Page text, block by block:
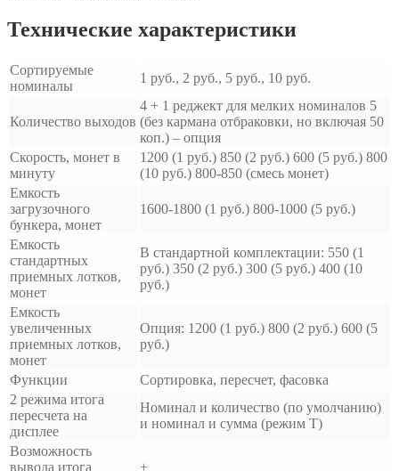
Технические характеристики
Сортируемые
номиналы
1 руб., 2 руб., 5 руб., 10 руб.
Количество выходов
4 + 1 реджект для мелких номиналов 5
(без кармана отбраковки, но включая 50
коп.) – опция
Скорость, монет в
минуту
1200 (1 руб.) 850 (2 руб.) 600 (5 руб.) 800
(10 руб.) 800-850 (смесь монет)
Емкость
загрузочного
бункера, монет
1600-1800 (1 руб.) 800-1000 (5 руб.)
Емкость
стандартных
приемных лотков,
монет
В стандартной комплектации: 550 (1
руб.) 350 (2 руб.) 300 (5 руб.) 400 (10
руб.)
Емкость
увеличенных
приемных лотков,
монет
Опция: 1200 (1 руб.) 800 (2 руб.) 600 (5
руб.)
Функции
Сортировка, пересчет, фасовка
2 режима итога
пересчета на
дисплее
Номинал и количество (по умолчанию)
и номинал и сумма (режим Т)
Возможность
вывода итога
+